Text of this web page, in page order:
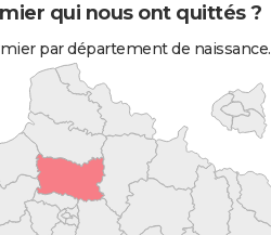
qui nous ont quittés ?
par département de naissance.